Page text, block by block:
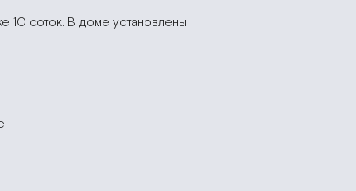
10 соток. В доме установлены: